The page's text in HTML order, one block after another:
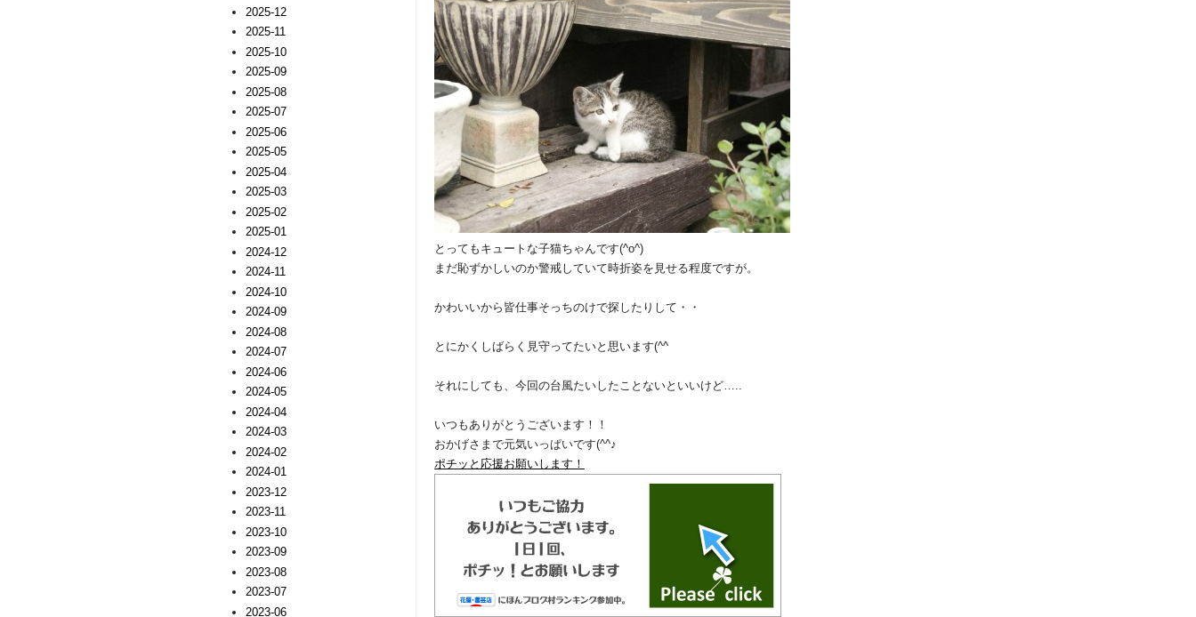
とってもキュートな子猫ちゃんです(^o^)
まだ恥ずかしいのか警戒していて時折姿を見せる程度ですが。
かわいいから皆仕事そっちのけで探したりして・・
とにかくしばらく見守ってたいと思います(^^ゞ
それにしても、今回の台風たいしたことないといいけど…..
いつもありがとうございます！！
おかげさまで元気いっぱいです(^^♪
ポチッと応援お願いします！
2025-12
2025-11
2025-10
2025-09
2025-08
2025-07
2025-06
2025-05
2025-04
2025-03
2025-02
2025-01
2024-12
2024-11
2024-10
2024-09
2024-08
2024-07
2024-06
2024-05
2024-04
2024-03
2024-02
2024-01
2023-12
2023-11
2023-10
2023-09
2023-08
2023-07
2023-06